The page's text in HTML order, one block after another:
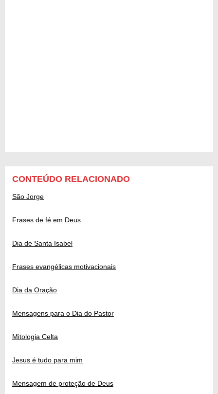
CONTEÚDO RELACIONADO
São Jorge
Frases de fé em Deus
Dia de Santa Isabel
Frases evangélicas motivacionais
Dia da Oração
Mensagens para o Dia do Pastor
Mitologia Celta
Jesus é tudo para mim
Mensagem de proteção de Deus